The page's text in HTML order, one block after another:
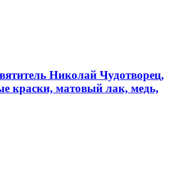
Николай Чудотворец,
краски, матовый лак, медь,